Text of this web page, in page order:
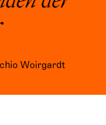
Woirgardt